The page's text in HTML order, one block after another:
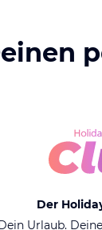
Der
Urlaub.